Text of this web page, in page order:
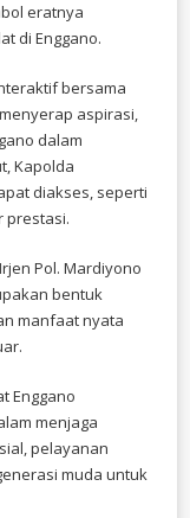
eratnya
di Enggano.
bersama
aspirasi,
dalam
Kapolda
diakses, seperti
prestasi.
Pol. Mardiyono
bentuk
manfaat nyata
Enggano
menjaga
pelayanan
muda untuk